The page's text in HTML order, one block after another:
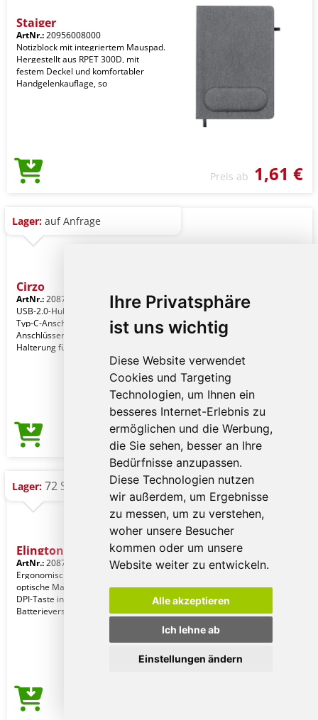
Ihre Privatsphäre
ist uns wichtig
Diese Website verwendet
Cookies und Targeting
Technologien, um Ihnen ein
besseres Internet-Erlebnis zu
ermöglichen und die Werbung,
die Sie sehen, besser an Ihre
Bedürfnisse anzupassen.
Diese Technologien nutzen
wir außerdem, um Ergebnisse
zu messen, um zu verstehen,
woher unsere Besucher
kommen oder um unsere
Website weiter zu entwickeln.
Alle akzeptieren
Ich lehne ab
Einstellungen ändern
Staiger
ArtNr.:20956008000
Notizblock mit integriertem Mauspad.
Hergestellt aus RPET 300D, mit
festem Deckel und komfortabler
Handgelenkauflage, so
Preis ab 1,61 €
Lager: auf Anfrage
Cirzo
ArtNr.:20879000000
USB-2.0-Hub aus Bambus. Mit einem
Typ-C-Anschluss und zwei USB-
Anschlüssen. Inklusive praktischer
Halterung für Smartpho
Preis ab2,91 €
Lager: 72 St.
Elington
ArtNr.:20870008000
Ergonomisch gestaltete kabellose
optische Maus mit RPET-Oberfläche.
DPI-Taste inklusive,
Batterieversorgung: 1x AA (nich